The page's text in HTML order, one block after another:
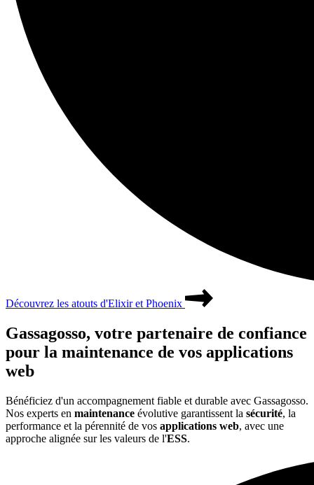
Découvrez les atouts d'Elixir et Phoenix
Gassagosso, votre partenaire de confiance
pour la maintenance de vos applications
web
Bénéficiez d'un accompagnement fiable et durable avec Gassagosso.
Nos experts en maintenance évolutive garantissent la sécurité, la
performance et la pérennité de vos applications web, avec une
approche alignée sur les valeurs de l'ESS.